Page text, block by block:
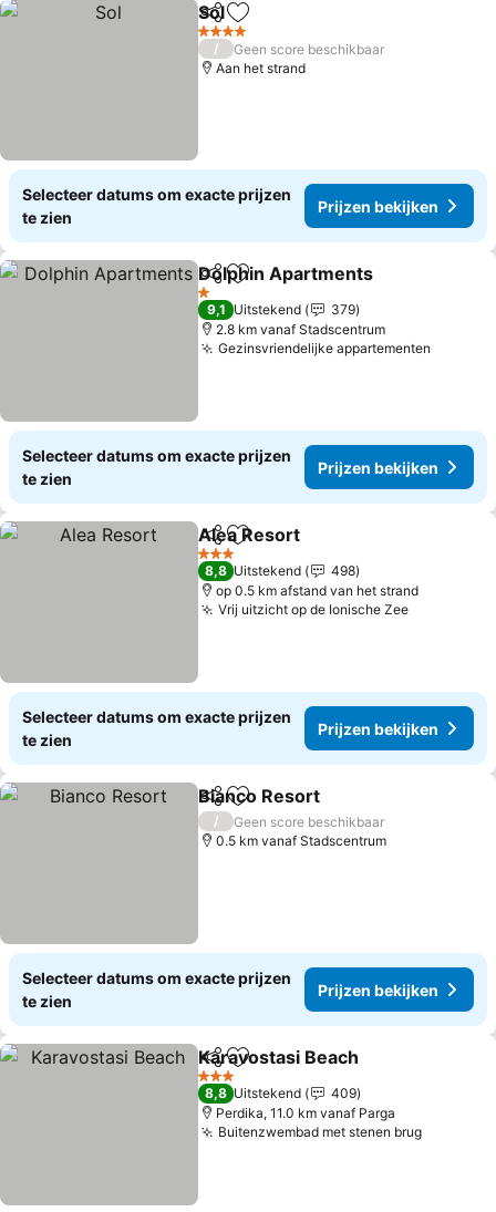
DelenToevoegen aan favorieten
Sol
4 Sterren
/
Geen score beschikbaar
Aan het strand
Selecteer datums om exacte prijzen
te zien
Prijzen bekijken
DelenToevoegen aan favorieten
Dolphin Apartments
1 Sterren
9,1 Uitstekend
379
2.8 km vanaf Stadscentrum
Gezinsvriendelijke appartementen
Selecteer datums om exacte prijzen
te zien
Prijzen bekijken
DelenToevoegen aan favorieten
Alea Resort
3 Sterren
8,8 Uitstekend
498
op 0.5 km afstand van het strand
Vrij uitzicht op de Ionische Zee
Selecteer datums om exacte prijzen
te zien
Prijzen bekijken
DelenToevoegen aan favorieten
Bianco Resort
/
Geen score beschikbaar
0.5 km vanaf Stadscentrum
Selecteer datums om exacte prijzen
te zien
Prijzen bekijken
DelenToevoegen aan favorieten
Karavostasi Beach
3 Sterren
8,8 Uitstekend
409
Perdika, 11.0 km vanaf Parga
Buitenzwembad met stenen brug